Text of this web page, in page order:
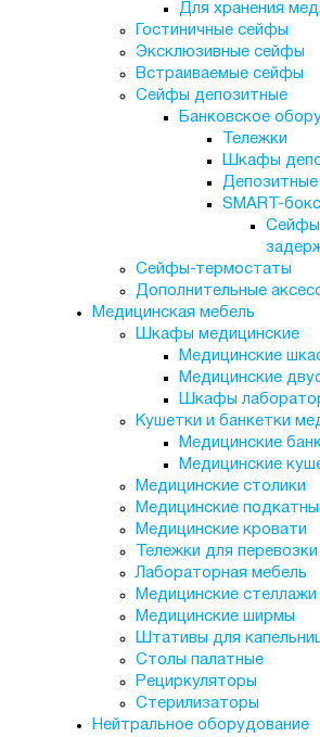
Для хранения
Гостиничные сейфы
Эксклюзивные сейфы
Встраиваемые сейфы
Сейфы депозитные
Банковское
Тележки
Шкафы
Депозитные
SMART-
Сейфы
Сейфы-термостаты
Дополнительные
Медицинская мебель
Шкафы медицинские
Медицинские
Медицинские
Шкафы
Кушетки и банкетки
Медицинские
Медицинские
Медицинские столики
Медицинские
Медицинские кровати
Тележки для
Лабораторная мебель
Медицинские стеллажи
Медицинские ширмы
Штативы для
Столы палатные
Рециркуляторы
Стерилизаторы
Нейтральное оборудование